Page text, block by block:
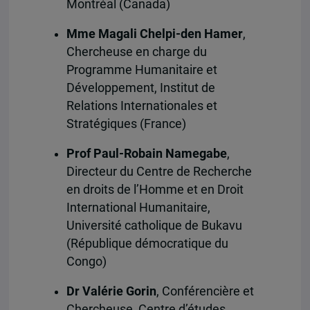
Montréal (Canada)
Mme Magali Chelpi-den Hamer,
Chercheuse en charge du
Programme Humanitaire et
Développement, Institut de
Relations Internationales et
Stratégiques (France)
Prof Paul-Robain Namegabe,
Directeur du Centre de Recherche
en droits de l’Homme et en Droit
International Humanitaire,
Université catholique de Bukavu
(République démocratique du
Congo)
Dr Valérie Gorin, Conférencière et